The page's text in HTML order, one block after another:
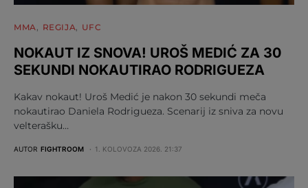
MMA REGIJA UFC
NOKAUT IZ SNOVA! UROŠ MEDIĆ ZA 30
SEKUNDI NOKAUTIRAO RODRIGUEZA
Kakav nokaut! Uroš Medić je nakon 30 sekundi meča
nokautirao Daniela Rodrigueza. Scenarij iz sniva za novu
velterašku…
AUTOR FIGHTROOM 1. KOLOVOZA 2026. 21:37